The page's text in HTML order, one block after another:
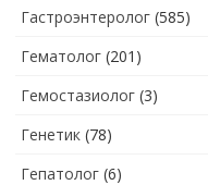
Гастроэнтеролог (585)
Гематолог (201)
Гемостазиолог (3)
Генетик (78)
Гепатолог (6)